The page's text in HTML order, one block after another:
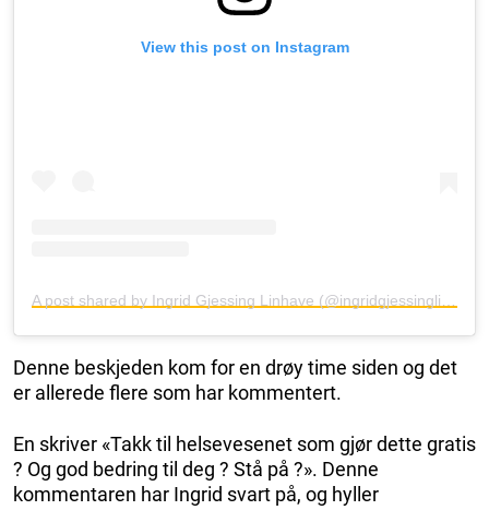
View this post on Instagram
Denne beskjeden kom for en drøy time siden og det
er allerede flere som har kommentert.
En skriver «Takk til helsevesenet som gjør dette gratis
? Og god bedring til deg ? Stå på ?». Denne
kommentaren har Ingrid svart på, og hyller